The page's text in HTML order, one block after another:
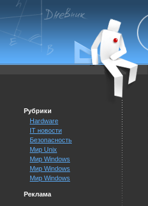
Рубрики
Hardware
IT новости
Безопасность
Мир Unix
Мир Windows
Мир Windows
Мир Windows
Реклама